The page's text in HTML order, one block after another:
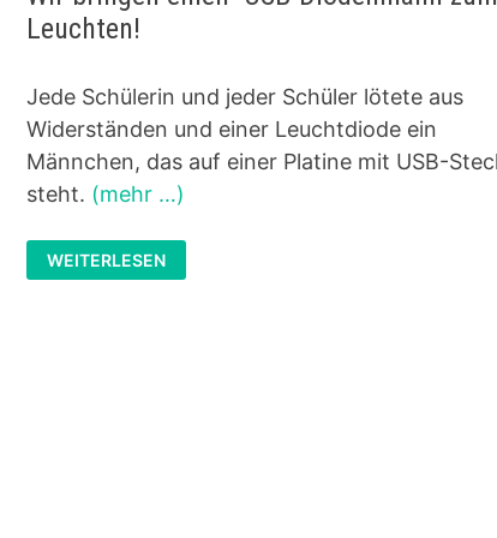
Leuchten!
Jede Schülerin und jeder Schüler lötete aus
Widerständen und einer Leuchtdiode ein
Männchen, das auf einer Platine mit USB-
steht. (mehr …)
EXKURSION
DER
MINT-
WEITERLESEN